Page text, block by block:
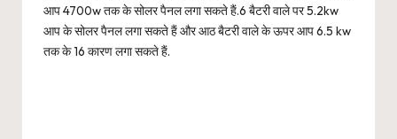
आप 4700w तक के सोलर पैनल लगा सकते हैं.6 बैटरी वाले पर 5.2kw
आप के सोलर पैनल लगा सकते हैं और आठ बैटरी वाले के ऊपर आप 6.5 kw
तक के 16 कारण लगा सकते हैं.